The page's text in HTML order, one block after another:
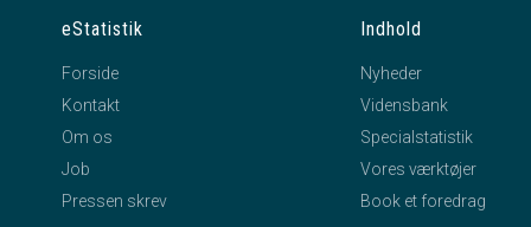
eStatistik
Forside
Kontakt
Om os
Job
Pressen skrev
Indhold
Nyheder
Vidensbank
Specialstatistik
Vores værktøjer
Book et foredrag